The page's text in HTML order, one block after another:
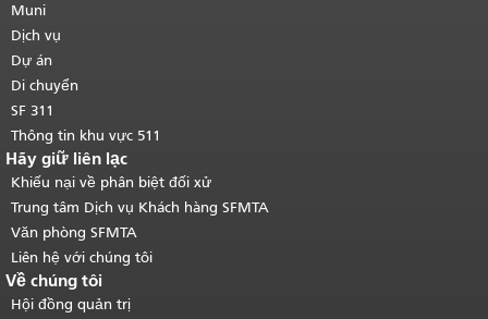
của trang này được lặp lại trên mọi
trang.Quay lại đầu trang nội dung
chính.
Muni
Dịch vụ
Dự án
Di chuyển
SF 311
Thông tin khu vực 511
Hãy giữ liên lạc
Khiếu nại về phân biệt đối xử
Trung tâm Dịch vụ Khách hàng SFMTA
Văn phòng SFMTA
Liên hệ với chúng tôi
Về chúng tôi
Hội đồng quản trị